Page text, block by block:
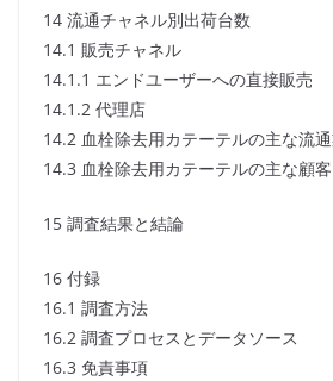
14 流通チャネル別出荷台数
14.1 販売チャネル
14.1.1 エンドユーザーへの直接販売
14.1.2 代理店
14.2 血栓除去用カテーテルの主な流
14.3 血栓除去用カテーテルの主な顧客
15 調査結果と結論
16 付録
16.1 調査方法
16.2 調査プロセスとデータソース
16.3 免責事項